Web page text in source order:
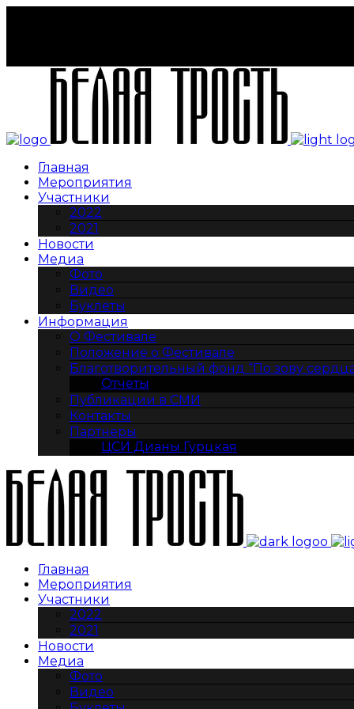
Главная
Мероприятия
Участники
2022
2021
Новости
Медиа
Фото
Видео
Буклеты
Информация
О Фестивале
Положение о Фестивале
Благотворительный фонд “По зову
Отчеты
Публикации в СМИ
Контакты
Партнеры
ЦСИ Дианы Гурцкая
Главная
Мероприятия
Участники
2022
2021
Новости
Медиа
Фото
Видео